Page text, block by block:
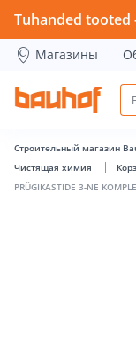
PRÜGIKASTIDE 3-
Tuhanded tooted
Магазины
Строительный магазин
Чистящая химия
PRÜGIKASTIDE 3-NE